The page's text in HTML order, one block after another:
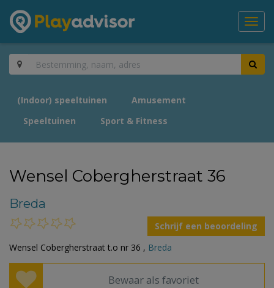
(Indoor) speeltuinen
Amusement
Speeltuinen
Sport & Fitness
Wensel Cobergherstraat 36
Breda
Schrijf een beoordeling
Wensel Cobergherstraat t.o nr 36 , Breda
Bewaar als favoriet